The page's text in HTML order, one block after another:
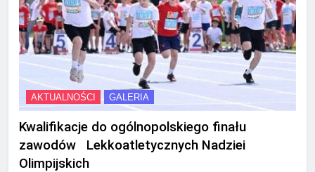
AKTUALNOŚCI GALERIA
Kwalifikacje do ogólnopolskiego finału
zawodów Lekkoatletycznych Nadziei
Olimpijskich